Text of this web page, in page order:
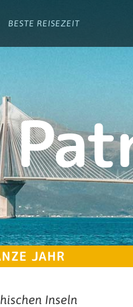
BESTE REISEZEIT
JAHR
Inseln